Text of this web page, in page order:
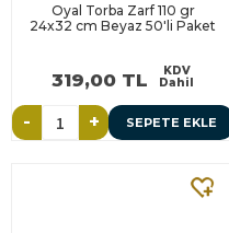
Oyal Torba Zarf 110 gr
24x32 cm Beyaz 50'li Paket
319,00 TL
KDV
Dahil
- + SEPETE EKLE